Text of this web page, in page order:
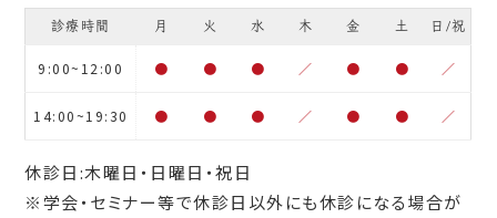
診療時間 月 火 水 木 金 土 日/祝
9:00~12:00 ● ● ● ／ ● ● ／
14:00~19:30 ● ● ● ／ ● ● ／
休診日:木曜日・日曜日・祝日
※学会・セミナー等で休診日以外にも休診になる場合が